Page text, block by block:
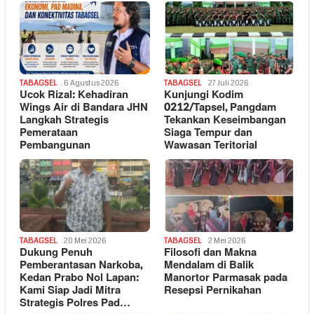
TABAGSEL 6 Agustus 2026
Ucok Rizal: Kehadiran
Wings Air di Bandara JHN
Langkah Strategis
Pemerataan
Pembangunan
TABAGSEL 27 Juli 2026
Kunjungi Kodim
0212/Tapsel, Pangdam
Tekankan Keseimbangan
Siaga Tempur dan
Wawasan Teritorial
TABAGSEL 20 Mei 2026
Dukung Penuh
Pemberantasan Narkoba,
Kedan Prabo Nol Lapan:
Kami Siap Jadi Mitra
Strategis Polres Pad…
TABAGSEL 2 Mei 2026
Filosofi dan Makna
Mendalam di Balik
Manortor Parmasak pada
Resepsi Pernikahan